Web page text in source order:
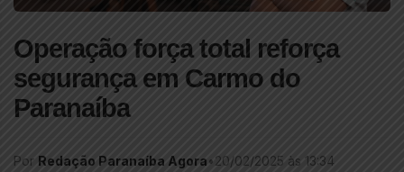
Operação força total reforça
segurança em Carmo do
Paranaíba
Por Redação Paranaíba Agora•20/02/2025 às 13:34